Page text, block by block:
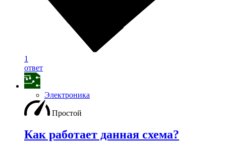
1
ответ
Электроника
Простой
Как работает данная схема?